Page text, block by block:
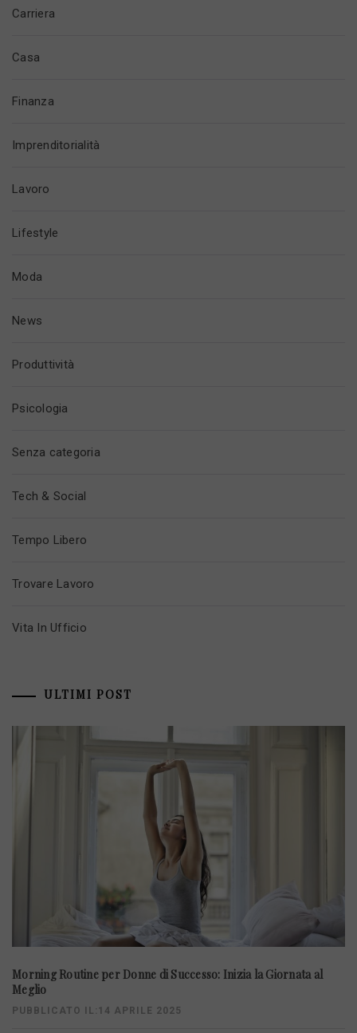
Carriera
Casa
Finanza
Imprenditorialità
Lavoro
Lifestyle
Moda
News
Produttività
Psicologia
Senza categoria
Tech & Social
Tempo Libero
Trovare Lavoro
Vita In Ufficio
ULTIMI POST
Morning Routine per Donne di Successo: Inizia la Giornata al
Meglio
PUBBLICATO IL:14 APRILE 2025